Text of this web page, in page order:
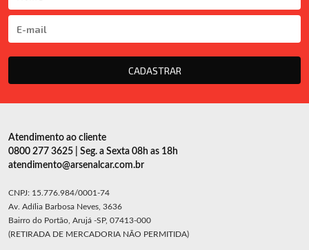
CADASTRAR
Atendimento ao cliente
0800 277 3625 | Seg. a Sexta 08h as 18h
atendimento@arsenalcar.com.br
CNPJ: 15.776.984/0001-74
Av. Adília Barbosa Neves, 3636
Bairro do Portão, Arujá -SP, 07413-000
(RETIRADA DE MERCADORIA NÃO PERMITIDA)